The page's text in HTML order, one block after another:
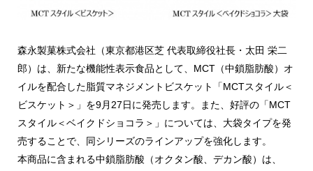
森永製菓株式会社（東京都港区芝 代表取締役社長・太田 栄二
郎）は、新たな機能性表示食品として、MCT（中鎖脂肪酸）オ
イルを配合した脂質マネジメントビスケット「MCTスタイル＜
ビスケット＞」を9月27日に発売します。また、好評の「MCT
スタイル＜ベイクドショコラ＞」については、大袋タイプを発
売することで、同シリーズのラインアップを強化します。
本商品に含まれる中鎖脂肪酸（オクタン酸、デカン酸）は、